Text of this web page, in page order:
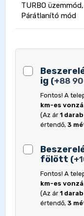
TURBO üzemmód,
Párátlanító mód
ig (+88
Fontos! A
km-es
(Az ár 1 darab
értendő, 3
fölött (+
Fontos! A
km-es
(Az ár 1 darab
értendő, 3